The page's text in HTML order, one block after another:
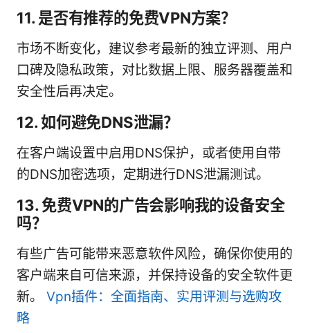
11. 是否有推荐的免费VPN方案？
市场不断变化，建议参考最新的独立评测、用户
口碑及隐私政策，对比数据上限、服务器覆盖和
安全性后再决定。
12. 如何避免DNS泄漏？
在客户端设置中启用DNS保护，或者使用自带
的DNS加密选项，定期进行DNS泄漏测试。
13. 免费VPN的广告会影响我的设备安全
吗？
有些广告可能带来恶意软件风险，确保你使用的
客户端来自可信来源，并保持设备的安全软件更
新。 Vpn插件：全面指南、实用评测与选购攻
略